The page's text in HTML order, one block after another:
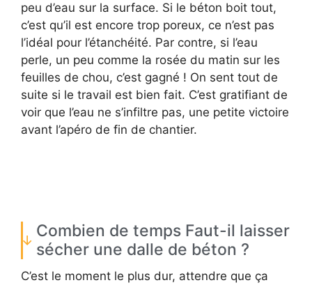
peu d’eau sur la surface. Si le béton boit tout,
c’est qu’il est encore trop poreux, ce n’est pas
l’idéal pour l’étanchéité. Par contre, si l’eau
perle, un peu comme la rosée du matin sur les
feuilles de chou, c’est gagné ! On sent tout de
suite si le travail est bien fait. C’est gratifiant de
voir que l’eau ne s’infiltre pas, une petite victoire
avant l’apéro de fin de chantier.
Combien de temps Faut-il laisser
sécher une dalle de béton ?
C’est le moment le plus dur, attendre que ça